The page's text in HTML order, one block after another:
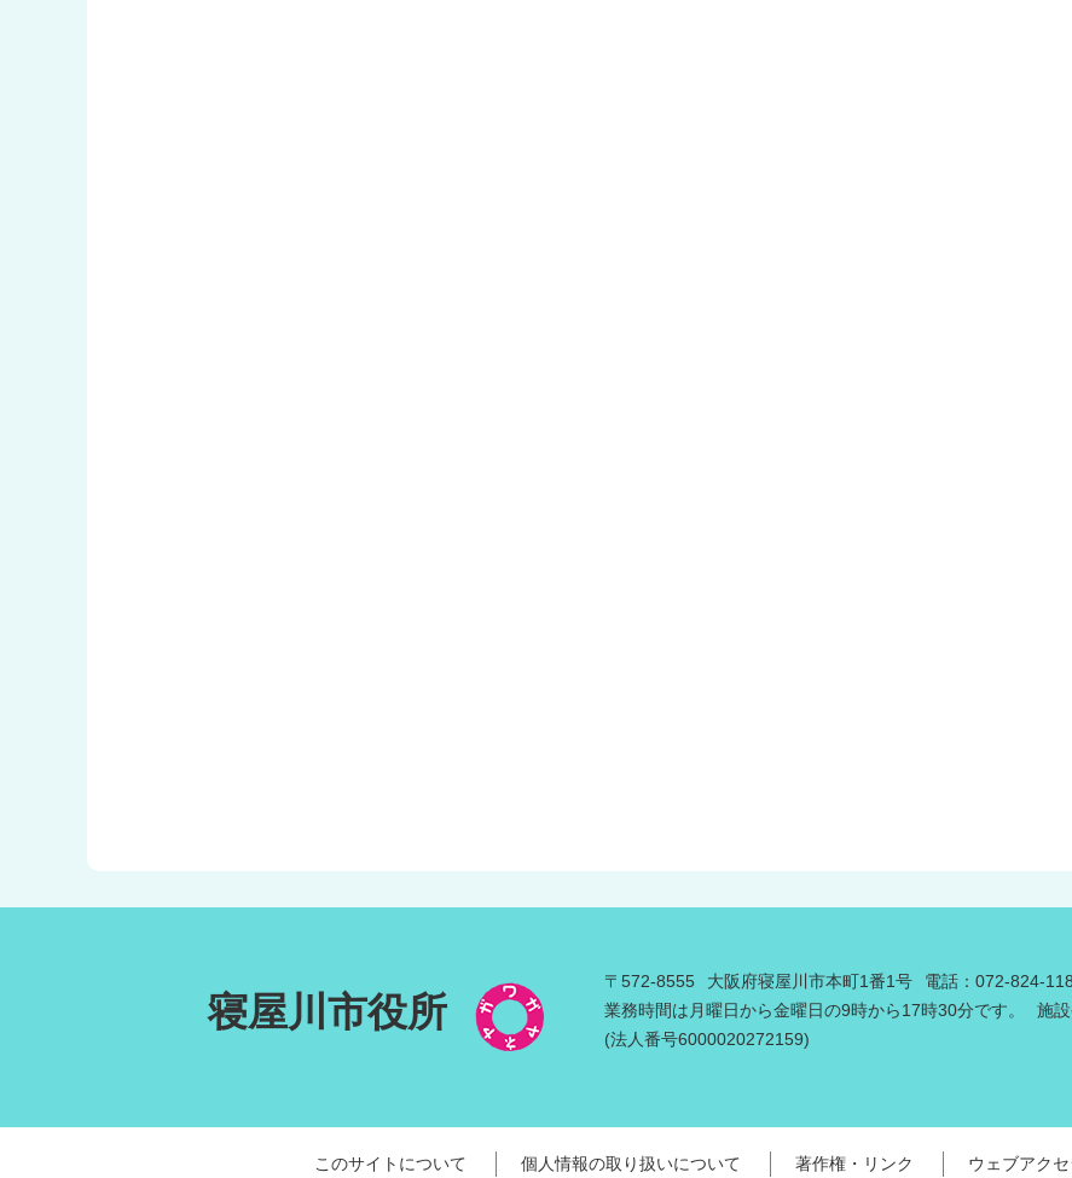
寝屋川市役所
〒572-8555 大阪府寝屋川市本町1番1号
電話：072-824-
業務時間は月曜日から金曜日の9時から17時30分です。
施
(法人番号6000020272159)
このサイトについて 個人情報の取り扱いについて 著作権・リンク ウェブアク